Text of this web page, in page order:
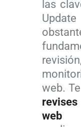
las
web.
web